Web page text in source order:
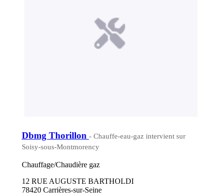
Dbmg Thorillon - Chauffe-eau-gaz intervient sur
Soisy-sous-Montmorency
Chauffage/Chaudière gaz
12 RUE AUGUSTE BARTHOLDI
78420 Carrières-sur-Seine